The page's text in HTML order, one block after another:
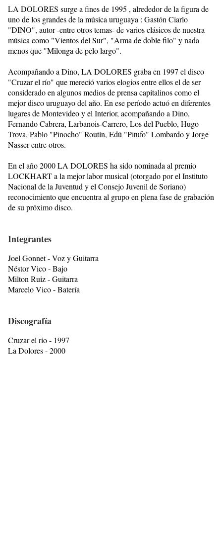
LA DOLORES surge a fines de 1995 , alrededor de la figura de
uno de los grandes de la música uruguaya : Gastón Ciarlo
"DINO", autor -entre otros temas- de varios clásicos de nuestra
música como "Vientos del Sur", "Arma de doble filo" y nada
menos que "Milonga de pelo largo".
Acompañando a Dino, LA DOLORES graba en 1997 el disco
"Cruzar el río" que mereció varios elogios entre ellos el de ser
considerado en algunos medios de prensa capitalinos como el
mejor disco uruguayo del año. En ese período actuó en diferentes
lugares de Montevideo y el Interior, acompañando a Dino,
Fernando Cabrera, Larbanois-Carrero, Los del Pueblo, Hugo
Trova, Pablo "Pinocho" Routín, Edú "Pitufo" Lombardo y Jorge
Nasser entre otros.
En el año 2000 LA DOLORES ha sido nominada al premio
LOCKHART a la mejor labor musical (otorgado por el Instituto
Nacional de la Juventud y el Consejo Juvenil de Soriano)
reconocimiento que encuentra al grupo en plena fase de grabación
de su próximo disco.
Integrantes
Joel Gonnet - Voz y Guitarra
Néstor Vico - Bajo
Milton Ruiz - Guitarra
Marcelo Vico - Batería
Discografía
Cruzar el rio - 1997
La Dolores - 2000